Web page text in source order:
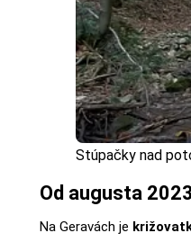
Stúpačky nad
Od augusta
Na Geravách je